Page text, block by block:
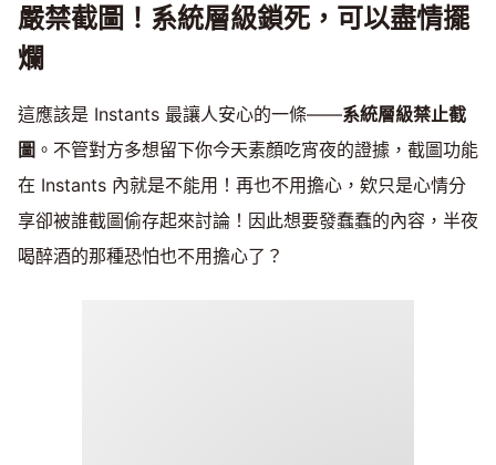
嚴禁截圖！系統層級鎖死，可以盡情擺
爛
這應該是 Instants 最讓人安心的一條——系統層級禁止截
圖 。不管對方多想留下你今天素顏吃宵夜的證據，截圖功能
在 Instants 內就是不能用！再也不用擔心，欸只是心情分
享卻被誰截圖偷存起來討論！因此想要發蠢蠢的內容，半夜
喝醉酒的那種恐怕也不用擔心了？